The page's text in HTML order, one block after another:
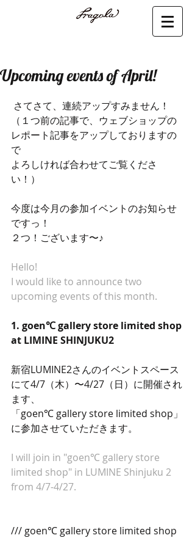
Upcoming events of April!
さてさて、連続アップすみません！
（１つ前の記事で、ウェブショップの
レポート記事をアップしておりますの
で
よろしければ合わせてご覧くださ
い！）
今度は今月の参加イベントのお知らせ
ですっ！
２つ！ございます〜♪
Hello!
I would like to announce two
upcoming events of this month.
1. goen℃ gallery store limited shop
at LIMINE SHINJUKU2
新宿LUMINE2さんのイベントスペース
にて4/7（木）〜4/27（日）に開催され
ます、
「goen℃ gallery store limited shop」
に参加させていただきます。
I will join in "goen℃ gallery store
limited shop" in LUMINE Shinjuku 2
from 4/7-4/27.
/// goen℃ gallery store limited shop